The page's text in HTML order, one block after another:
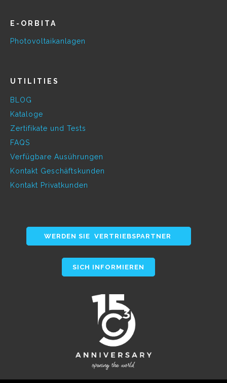
E-ORBITA
Photovoltaikanlagen
UTILITIES
BLOG
Kataloge
Zertifikate und Tests
FAQS
Verfügbare Ausührungen
Kontakt Geschäftskunden
Kontakt Privatkunden
WERDEN SIE VERTRIEBSPARTNER
SICH INFORMIEREN